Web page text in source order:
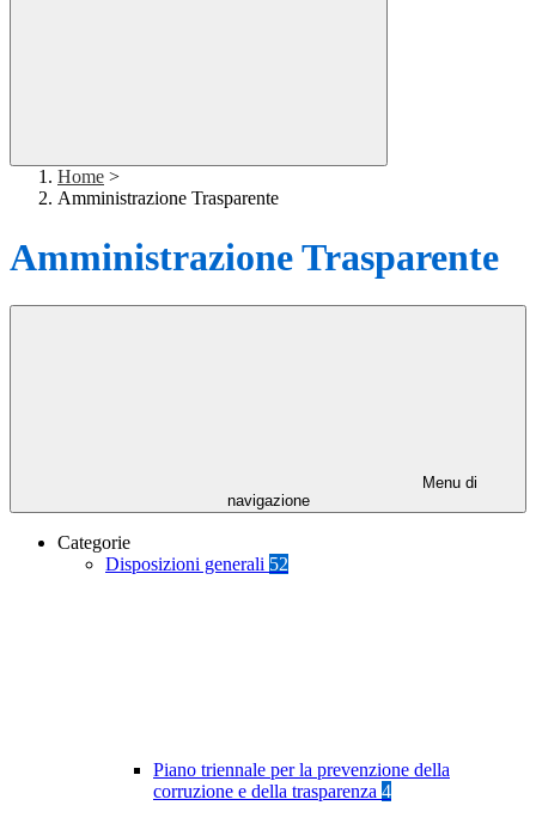
Home >
Amministrazione Trasparente
Amministrazione Trasparente
Menu di
navigazione
Categorie
Disposizioni generali 52
Piano triennale per la prevenzione della
corruzione e della trasparenza 4